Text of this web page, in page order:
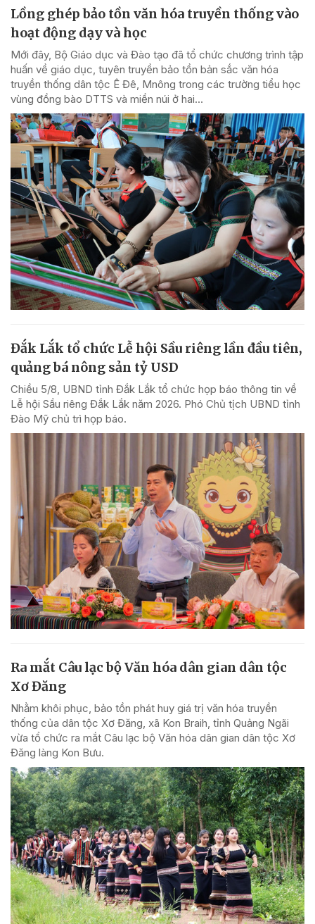
Lồng ghép bảo tồn văn hóa truyền thống vào
hoạt động dạy và học
Mới đây, Bộ Giáo dục và Đào tạo đã tổ chức chương trình tập
huấn về giáo dục, tuyên truyền bảo tồn bản sắc văn hóa
truyền thống dân tộc Ê Đê, Mnông trong các trường tiểu học
vùng đồng bào DTTS và miền núi ở hai...
Đắk Lắk tổ chức Lễ hội Sầu riêng lần đầu tiên,
quảng bá nông sản tỷ USD
Chiều 5/8, UBND tỉnh Đắk Lắk tổ chức họp báo thông tin về
Lễ hội Sầu riêng Đắk Lắk năm 2026. Phó Chủ tịch UBND tỉnh
Đào Mỹ chủ trì họp báo.
Ra mắt Câu lạc bộ Văn hóa dân gian dân tộc
Xơ Đăng
Nhằm khôi phục, bảo tồn phát huy giá trị văn hóa truyền
thống của dân tộc Xơ Đăng, xã Kon Braih, tỉnh Quảng Ngãi
vừa tổ chức ra mắt Câu lạc bộ Văn hóa dân gian dân tộc Xơ
Đăng làng Kon Bưu.